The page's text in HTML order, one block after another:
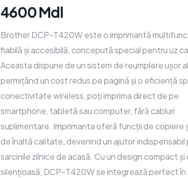
4600 Mdl
Brother DCP-T420W este o imprimantă
fiabilă și accesibilă, concepută special pentru uz
Aceasta dispune de un sistem de reumplere ușor
permițând un cost redus pe pagină și o eficiență
conectivitate wireless, poți imprima direct de pe
smartphone, tabletă sau computer, fără cabluri
suplimentare. Imprimanta oferă funcții de copiere
de înaltă calitate, devenind un ajutor indispensabil
sarcinile zilnice de acasă. Cu un design compact și
silențioasă, DCP-T420W se integrează perfect în